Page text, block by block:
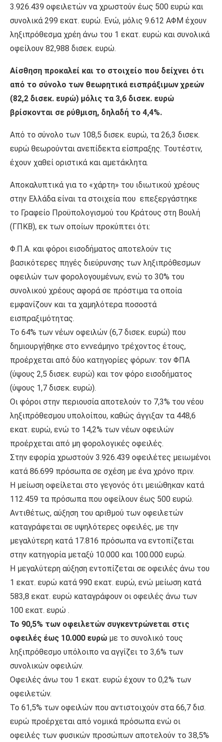
3.926.439 οφειλετών να χρωστούν έως 500 ευρώ και
συνολικά 299 εκατ. ευρώ. Ενώ, μόλις 9.612 ΑΦΜ έχουν
ληξιπρόθεσμα χρέη άνω του 1 εκατ. ευρώ και συνολικά
οφείλουν 82,988 δισεκ. ευρώ.
Αίσθηση προκαλεί και το στοιχείο που δείχνει ότι
από το σύνολο των θεωρητικά εισπράξιμων χρεών
(82,2 δισεκ. ευρώ) μόλις τα 3,6 δισεκ. ευρώ
βρίσκονται σε ρύθμιση, δηλαδή το 4,4%.
Από το σύνολο των 108,5 δισεκ. ευρώ, τα 26,3 δισεκ.
ευρώ θεωρούνται ανεπίδεκτα είσπραξης. Τουτέστιν,
έχουν χαθεί οριστικά και αμετάκλητα.
Αποκαλυπτικά για το «χάρτη» του ιδιωτικού χρέους
στην Ελλάδα είναι τα στοιχεία που επεξεργάστηκε
το Γραφείο Προϋπολογισμού του Κράτους στη Βουλή
(ΓΠΚΒ), εκ των οποίων προκύπτει ότι:
Φ.Π.Α. και φόροι εισοδήματος αποτελούν τις
βασικότερες πηγές διεύρυνσης των ληξιπρόθεσμων
οφειλών των φορολογουμένων, ενώ το 30% του
συνολικού χρέους αφορά σε πρόστιμα τα οποία
εμφανίζουν και τα χαμηλότερα ποσοστά
εισπραξιμότητας.
Το 64% των νέων οφειλών (6,7 δισεκ. ευρώ) που
δημιουργήθηκε στο εννεάμηνο τρέχοντος έτους,
προέρχεται από δύο κατηγορίες φόρων: τον ΦΠΑ
(ύψους 2,5 δισεκ. ευρώ) και τον φόρο εισοδήματος
(ύψους 1,7 δισεκ. ευρώ).
Οι φόροι στην περιουσία αποτελούν το 7,3% του νέου
ληξιπρόθεσμου υπολοίπου, καθώς άγγιξαν τα 448,6
εκατ. ευρώ, ενώ το 14,2% των νέων οφειλών
προέρχεται από μη φορολογικές οφειλές.
Στην εφορία χρωστούν 3.926.439 οφειλέτες μειωμένοι
κατά 86.699 πρόσωπα σε σχέση με ένα χρόνο πριν.
Η μείωση οφείλεται στο γεγονός ότι μειώθηκαν κατά
112.459 τα πρόσωπα που οφείλουν έως 500 ευρώ.
Αντιθέτως, αύξηση του αριθμού των οφειλετών
καταγράφεται σε υψηλότερες οφειλές, με την
μεγαλύτερη κατά 17.816 πρόσωπα να εντοπίζεται
στην κατηγορία μεταξύ 10.000 και 100.000 ευρώ.
Η μεγαλύτερη αύξηση εντοπίζεται σε οφειλές άνω του
1 εκατ. ευρώ κατά 990 εκατ. ευρώ, ενώ μείωση κατά
583,8 εκατ. ευρώ καταγράφουν οι οφειλές άνω των
100 εκατ. ευρώ .
Το 90,5% των οφειλετών συγκεντρώνεται στις
οφειλές έως 10.000 ευρώ με το συνολικό τους
ληξιπρόθεσμο υπόλοιπο να αγγίζει το 3,6% των
συνολικών οφειλών.
Οφειλές άνω του 1 εκατ. ευρώ έχουν το 0,2% των
οφειλετών.
Το 61,5% των οφειλών που αντιστοιχούν στα 66,7 δισ.
ευρώ προέρχεται από νομικά πρόσωπα ενώ οι
οφειλές των φυσικών προσώπων αποτελούν το 38,5%